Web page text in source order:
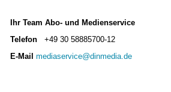
Ihr Team Abo- und Medienservice
Telefon +49 30 58885700-12
E-Mail mediaservice@dinmedia.de